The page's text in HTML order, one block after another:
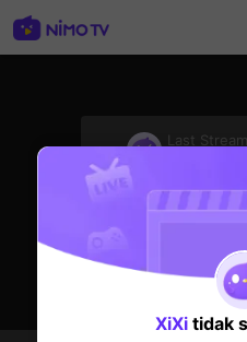
Last Stream:
XiXitidak